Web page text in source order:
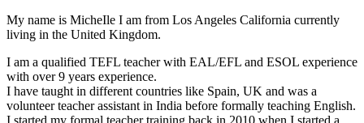
My name is MicheIle I am from Los Angeles California currently
living in the United Kingdom.
I am a qualified TEFL teacher with EAL/EFL and ESOL experience
with over 9 years experience.
I have taught in different countries like Spain, UK and was a
volunteer teacher assistant in India before formally teaching English.
I started my formal teacher training back in 2010 when I started a